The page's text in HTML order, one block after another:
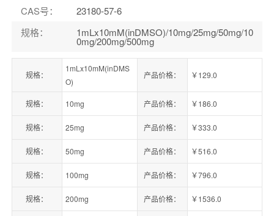
CAS号：
23180-57-6
规格： 1mLx10mM(inDMSO)/10mg/25mg/50mg/10
0mg/200mg/500mg
规格：
1mLx10mM(inDMS
O)
产品价格： ￥129.0
规格： 10mg 产品价格： ￥186.0
规格： 25mg 产品价格： ￥333.0
规格： 50mg 产品价格： ￥516.0
规格： 100mg 产品价格： ￥796.0
规格： 200mg 产品价格： ￥1536.0